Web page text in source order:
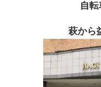
自
萩から